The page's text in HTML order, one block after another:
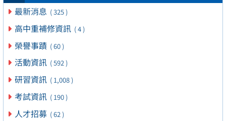
最新消息 ( 325 )
高中重補修資訊 ( 4 )
榮譽事蹟 ( 60 )
活動資訊 ( 592 )
研習資訊 ( 1,008 )
考試資訊 ( 190 )
人才招募 ( 62 )